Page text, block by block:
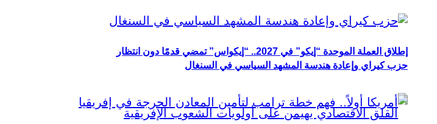
إطلاق العملة الموحدة “إيكو” في 2027.. “إيكواس” تمضي قدمًا دون انتظار
حزب كيراي وإعادة هندسة المشهد السياسي في السنغال